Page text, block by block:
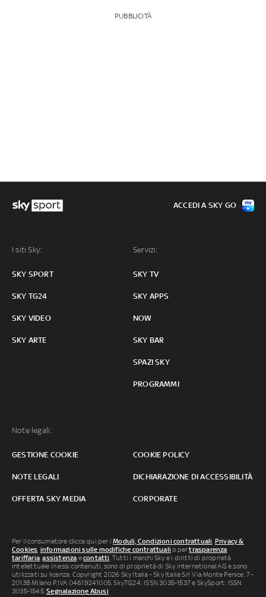
PUBBLICITÀ
I siti Sky:
SKY SPORT
SKY TG24
SKY VIDEO
SKY ARTE
Servizi:
SKY TV
SKY APPS
NOW
SKY BAR
SPAZI SKY
PROGRAMMI
Note legali:
GESTIONE COOKIE COOKIE POLICY
NOTE LEGALI DICHIARAZIONE DI ACCESSIBILITÀ
OFFERTA SKY MEDIA CORPORATE
ACCEDI A SKY GO
Per il consumatore clicca qui per iModuli, Condizioni contrattuali, Privacy &
Cookies, informazioni sulle modifiche contrattuali o pertrasparenza
tariffaria,assistenza econtatti. Tutti i marchi Sky e i diritti di proprietà
intellettuale in essi contenuti, sono di proprietà di Sky international AG e sono
utilizzati su licenza. Copyright 2026 Sky Italia - Sky Italia Srl Via Monte Penice, 7 -
20138 Milano P.IVA 04619241005. SkyTG24: ISSN 3035-1537 e SkySport: ISSN
3035-1545.Segnalazione Abusi